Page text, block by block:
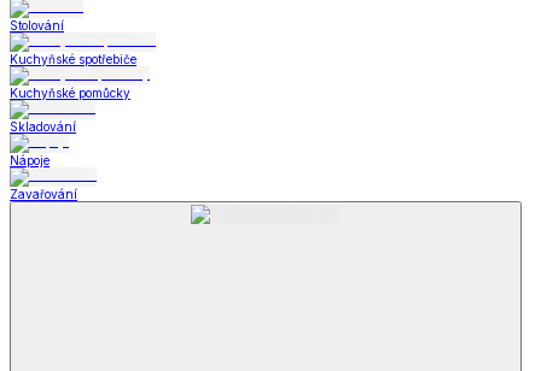
Stolování
Kuchyňské spotřebiče
Kuchyňské pomůcky
Skladování
Nápoje
Zavařování